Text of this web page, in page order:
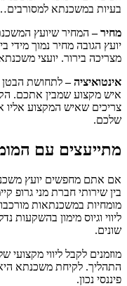
בעיות במשכנתא
מחיר –המחיר שיועץ
יועץ הגובה מחיר נמוך
מצריכה בירור. יועצי
אינטואיציה –לתחושת הבטן
איש מקצוע שמבין אתכם.
צריכים שאיש המקצוע אליו
שלכם.
מתייעצים עם
אם אתם מחפשים יועץ
בין שירותי חברת מני גרופ
מומחיות במשכנתאות
ליווי וגיוס מימון בהשקעות
שונים.
מוזמנים לקבל ליווי
התהליך. לקיחת משכנתא היא
פיננסי נכון.